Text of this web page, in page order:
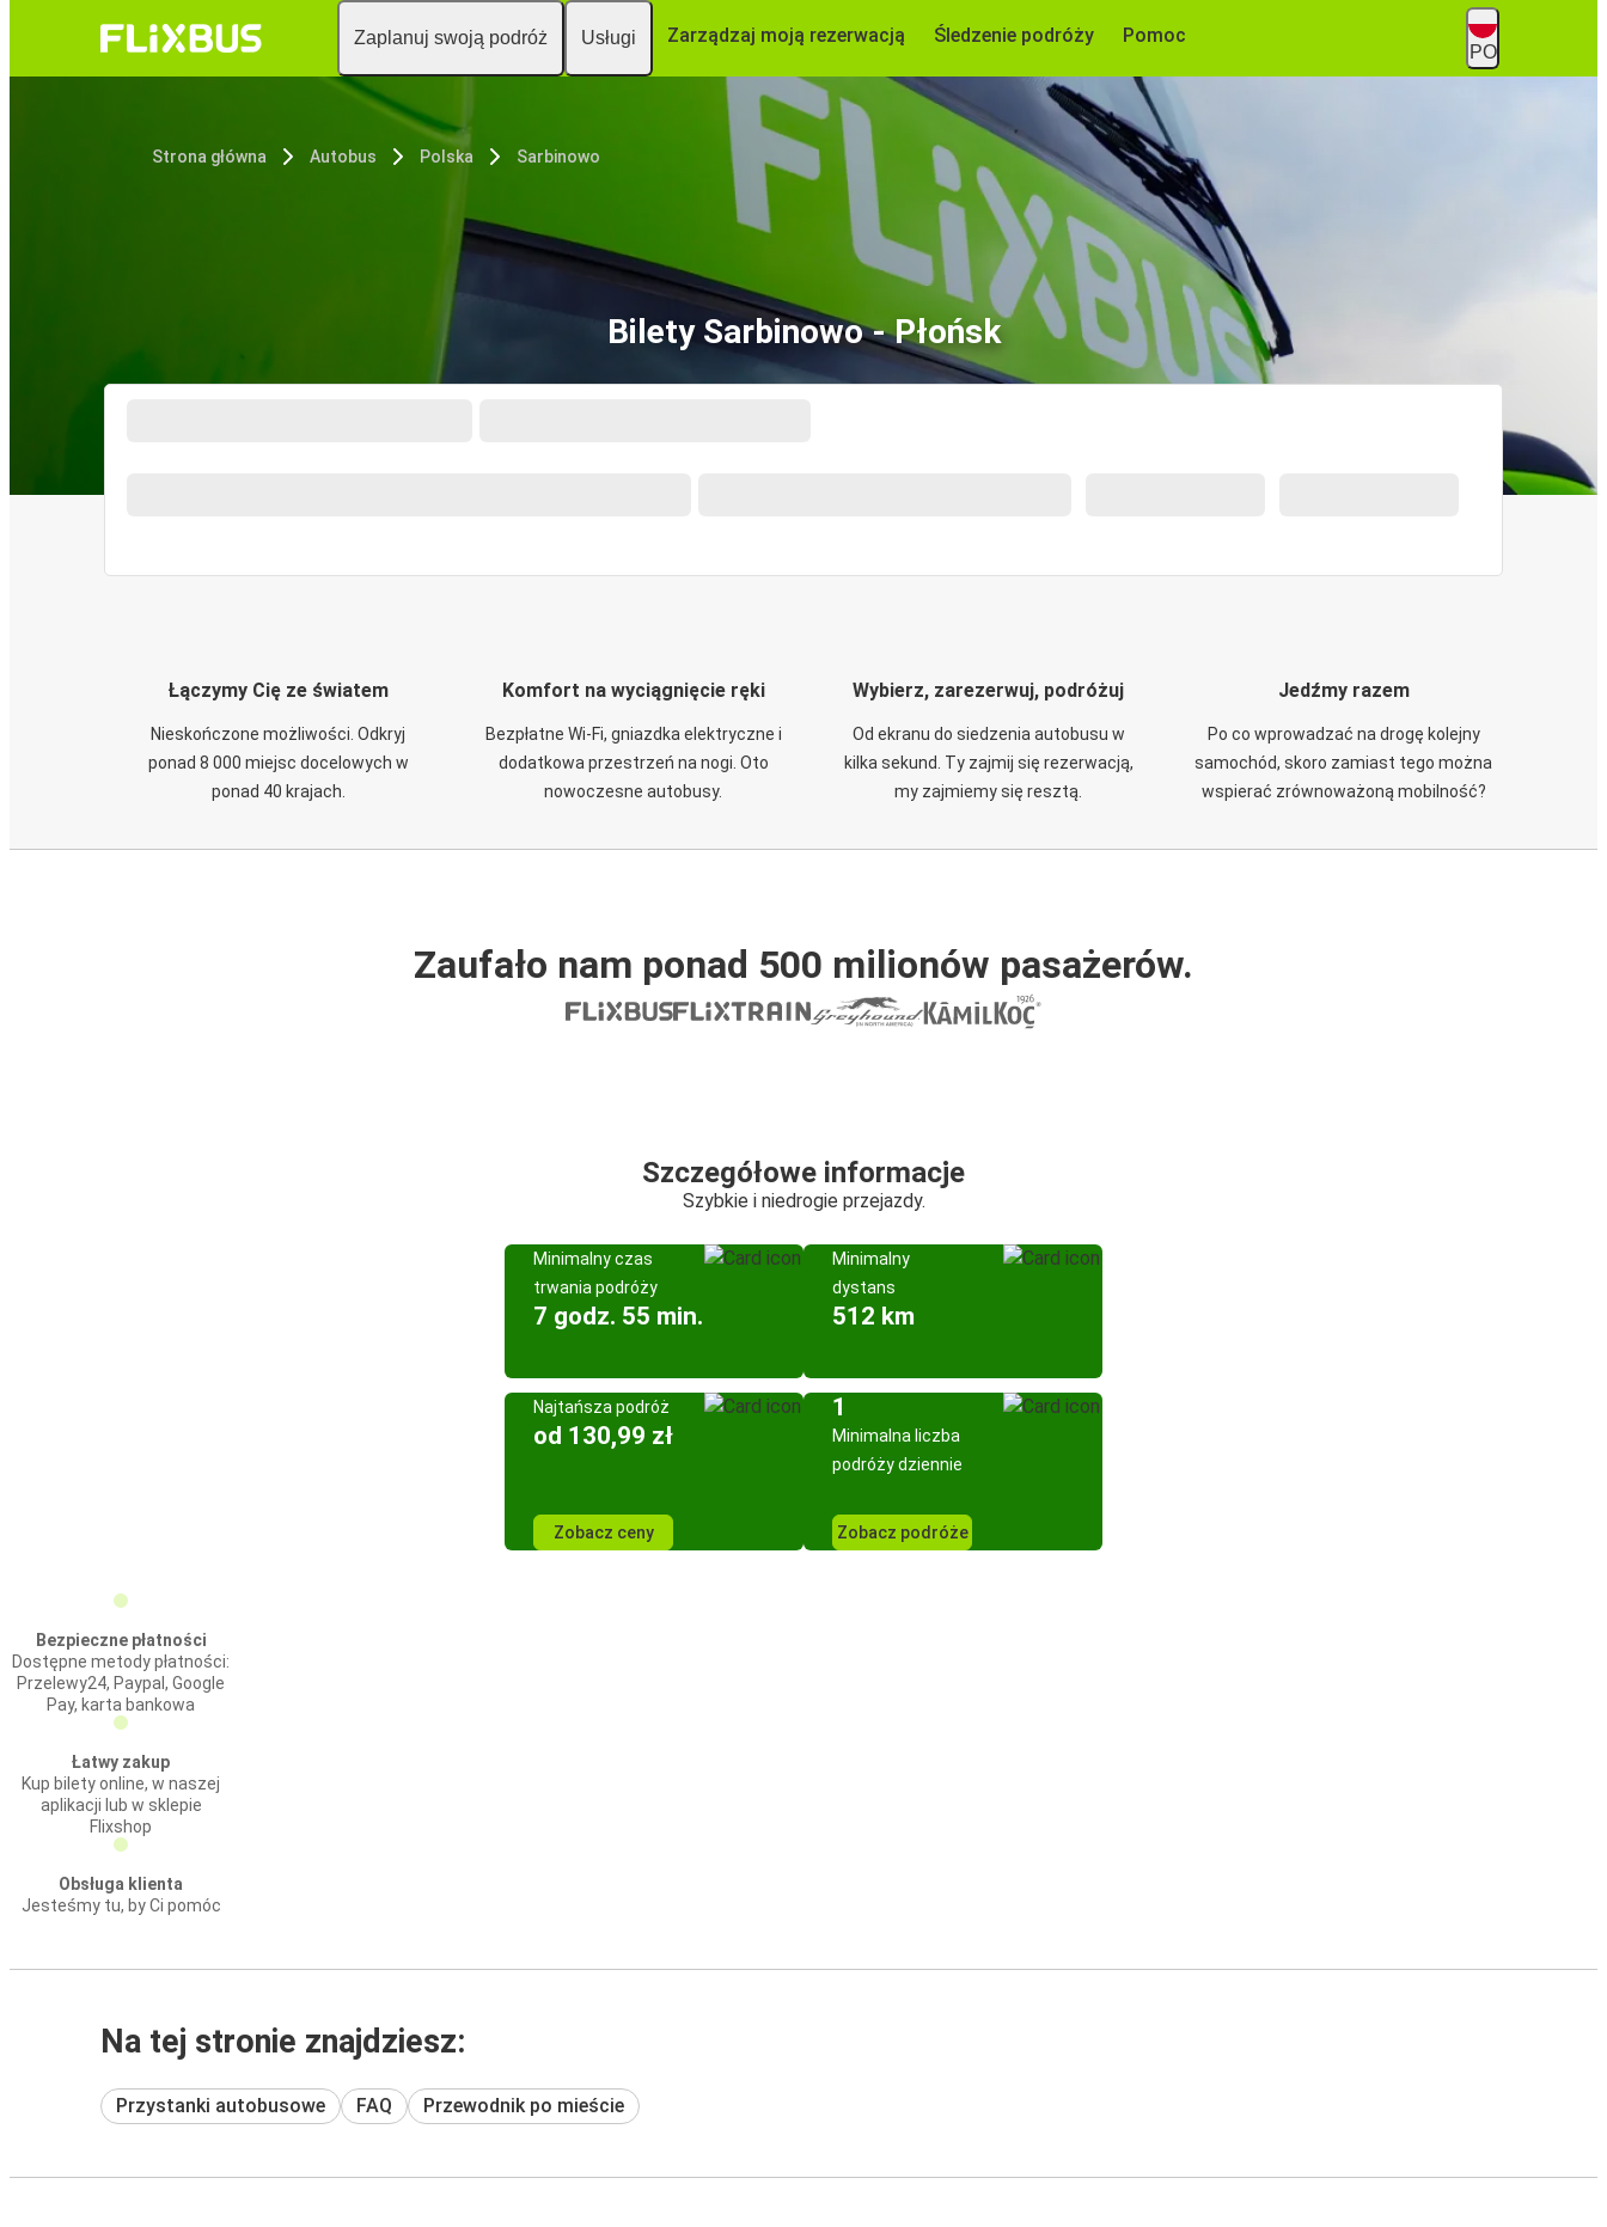
Zaplanuj swoją podróż Usługi Zarządzaj moją rezerwacją Śledzenie podróży Pomoc
PO
Strona główna Autobus Polska Sarbinowo
Bilety Sarbinowo - Płońsk
Łączymy Cię ze światem
Nieskończone możliwości. Odkryj
ponad 8 000 miejsc docelowych w
ponad 40 krajach.
Komfort na wyciągnięcie ręki
Bezpłatne Wi-Fi, gniazdka elektryczne i
dodatkowa przestrzeń na nogi. Oto
nowoczesne autobusy.
Wybierz, zarezerwuj, podróżuj
Od ekranu do siedzenia autobusu w
kilka sekund. Ty zajmij się rezerwacją,
my zajmiemy się resztą.
Jedźmy razem
Po co wprowadzać na drogę kolejny
samochód, skoro zamiast tego można
wspierać zrównoważoną mobilność?
Zaufało nam ponad 500 milionów pasażerów.
Szczegółowe informacje
Szybkie i niedrogie przejazdy.
Minimalny czas
trwania podróży
7 godz. 55 min.
Minimalny
dystans
512 km
Najtańsza podróż
od 130,99 zł
Zobacz ceny
1
Minimalna liczba
podróży dziennie
Zobacz podróże
Bezpieczne płatności
Dostępne metody płatności:
Przelewy24, Paypal, Google
Pay, karta bankowa
Łatwy zakup
Kup bilety online, w naszej
aplikacji lub w sklepie
Flixshop
Obsługa klienta
Jesteśmy tu, by Ci pomóc
Na tej stronie znajdziesz:
Przystanki autobusowe FAQ Przewodnik po mieście